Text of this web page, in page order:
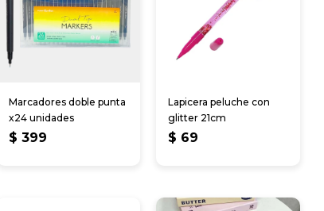
Marcadores doble punta
x24 unidades
$ 399
Lapicera peluche con
glitter 21cm
$ 69